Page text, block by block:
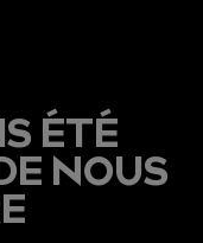
ÉTÉ
NOUS